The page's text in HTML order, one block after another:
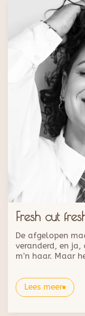
Fresh cut
De afgelopen
veranderd, en ja,
m’n haar. Maar
Lees meer